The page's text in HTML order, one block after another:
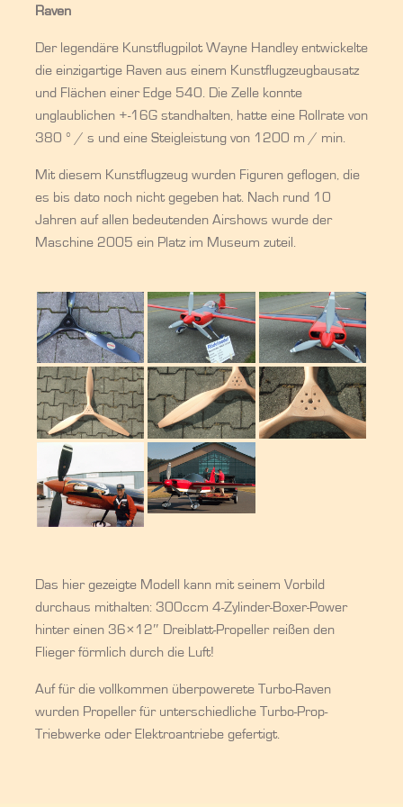
Raven
Der legendäre Kunstflugpilot Wayne Handley entwickelte
die einzigartige Raven aus einem Kunstflugzeugbausatz
und Flächen einer Edge 540. Die Zelle konnte
unglaublichen +-16G standhalten, hatte eine Rollrate von
380 ° / s und eine Steigleistung von 1200 m / min.
Mit diesem Kunstflugzeug wurden Figuren geflogen, die
es bis dato noch nicht gegeben hat. Nach rund 10
Jahren auf allen bedeutenden Airshows wurde der
Maschine 2005 ein Platz im Museum zuteil.
Das hier gezeigte Modell kann mit seinem Vorbild
durchaus mithalten: 300ccm 4-Zylinder-Boxer-Power
hinter einen 36×12″ Dreiblatt-Propeller reißen den
Flieger förmlich durch die Luft!
Auf für die vollkommen überpowerete Turbo-Raven
wurden Propeller für unterschiedliche Turbo-Prop-
Triebwerke oder Elektroantriebe gefertigt.